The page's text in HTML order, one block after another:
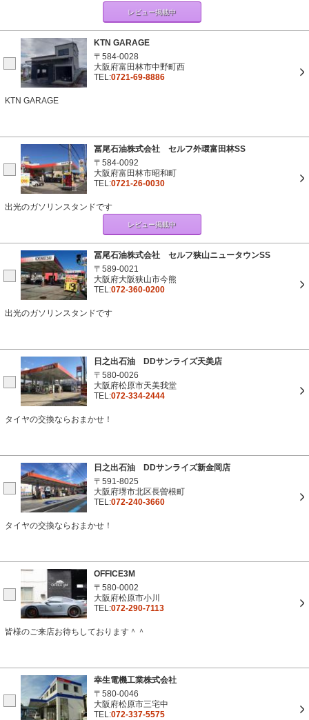
レビュー掲載中
KTN GARAGE
〒584-0028
大阪府富田林市中野町西
TEL:0721-69-8886
KTN GARAGE
冨尾石油株式会社 セルフ外環富田林SS
〒584-0092
大阪府富田林市昭和町
TEL:0721-26-0030
出光のガソリンスタンドです
レビュー掲載中
冨尾石油株式会社 セルフ狭山ニュータウンSS
〒589-0021
大阪府大阪狭山市今熊
TEL:072-360-0200
出光のガソリンスタンドです
日之出石油 DDサンライズ天美店
〒580-0026
大阪府松原市天美我堂
TEL:072-334-2444
タイヤの交換ならおまかせ！
日之出石油 DDサンライズ新金岡店
〒591-8025
大阪府堺市北区長曽根町
TEL:072-240-3660
タイヤの交換ならおまかせ！
OFFICE3M
〒580-0002
大阪府松原市小川
TEL:072-290-7113
皆様のご来店お待ちしております＾＾
幸生電機工業株式会社
〒580-0046
大阪府松原市三宅中
TEL:072-337-5575